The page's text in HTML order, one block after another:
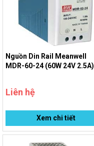
Nguồn Din Rail Meanwell
MDR-60-24 (60W 24V 2.5A)
Liên hệ
Xem chi tiết